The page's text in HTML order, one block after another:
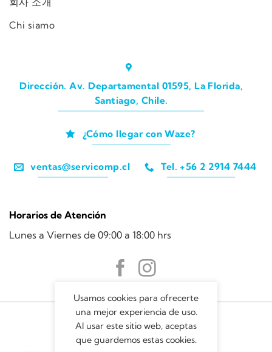
Chi siamo
Dirección. Av. Departamental 01595, La Florida,
Santiago, Chile.
¿Cómo llegar con Waze?
ventas@servicomp.cl Tel. +56 2 2914 7444
Horarios de Atención
Lunes a Viernes de 09:00 a 18:00 hrs
Usamos cookies para ofrecerte
una mejor experiencia de uso.
Al usar este sitio web, aceptas
que guardemos estas cookies.